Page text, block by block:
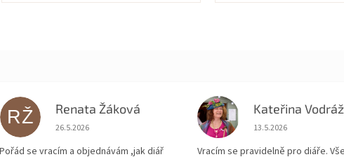
RŽ Renata Žáková
Hodnocení obchodu je 5 z 5 hvězdiček.
26.5.2026
Pořád se vracím a objednávám ,jak diář
KV Hodnocení obchodu
13.5.2026
Vracím se pravidelně pro diáře.